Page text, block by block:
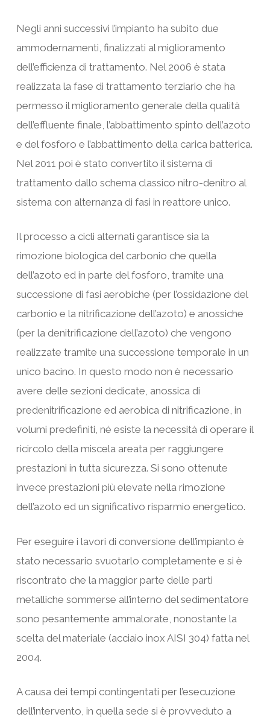
Negli anni successivi l’impianto ha subito due
ammodernamenti, finalizzati al miglioramento
dell’efficienza di trattamento. Nel 2006 è stata
realizzata la fase di trattamento terziario che ha
permesso il miglioramento generale della qualità
dell’effluente finale, l’abbattimento spinto dell’azoto
e del fosforo e l’abbattimento della carica batterica.
Nel 2011 poi è stato convertito il sistema di
trattamento dallo schema classico nitro-denitro al
sistema con alternanza di fasi in reattore unico.
Il processo a cicli alternati garantisce sia la
rimozione biologica del carbonio che quella
dell’azoto ed in parte del fosforo, tramite una
successione di fasi aerobiche (per l’ossidazione del
carbonio e la nitrificazione dell’azoto) e anossiche
(per la denitrificazione dell’azoto) che vengono
realizzate tramite una successione temporale in un
unico bacino. In questo modo non è necessario
avere delle sezioni dedicate, anossica di
predenitrificazione ed aerobica di nitrificazione, in
volumi predefiniti, né esiste la necessità di operare il
ricircolo della miscela areata per raggiungere
prestazioni in tutta sicurezza. Si sono ottenute
invece prestazioni più elevate nella rimozione
dell’azoto ed un significativo risparmio energetico.
Per eseguire i lavori di conversione dell’impianto è
stato necessario svuotarlo completamente e si è
riscontrato che la maggior parte delle parti
metalliche sommerse all’interno del sedimentatore
sono pesantemente ammalorate, nonostante la
scelta del materiale (acciaio inox AISI 304) fatta nel
2004.
A causa dei tempi contingentati per l’esecuzione
dell’intervento, in quella sede si è provveduto a